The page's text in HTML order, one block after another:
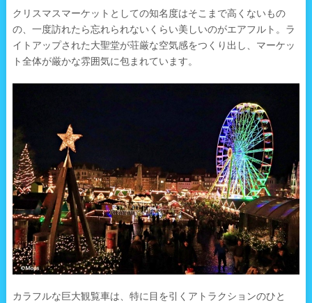
クリスマスマーケットとしての知名度はそこまで高くないもの
の、一度訪れたら忘れられないくらい美しいのがエアフルト。ラ
イトアップされた大聖堂が荘厳な空気感をつくり出し、マーケッ
ト全体が厳かな雰囲気に包まれています。
カラフルな巨大観覧車は、特に目を引くアトラクションのひと